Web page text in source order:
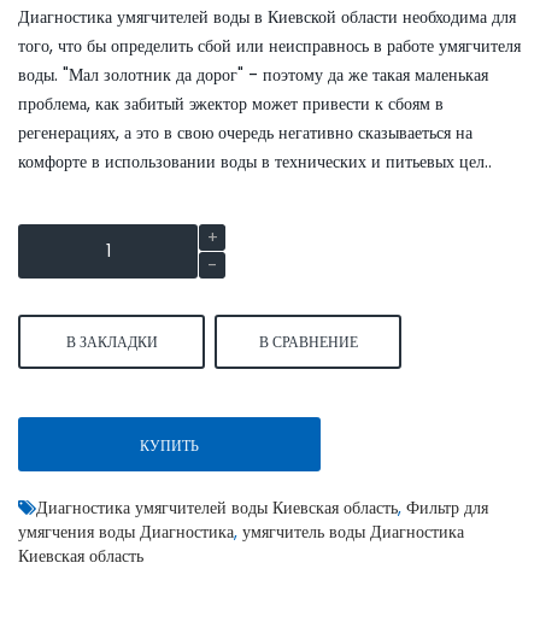
Диагностика умягчителей воды в Киевской области необходима для
того, что бы определить сбой или неисправнось в работе умягчителя
воды. "Мал золотник да дорог" - поэтому да же такая маленькая
проблема, как забитый эжектор может привести к сбоям в
регенерациях, а это в свою очередь негативно сказываеться на
комфорте в использовании воды в технических и питьевых цел..
В ЗАКЛАДКИ В СРАВНЕНИЕ
КУПИТЬ
Диагностика умягчителей воды Киевская область, Фильтр для
умягчения воды Диагностика, умягчитель воды Диагностика
Киевская область